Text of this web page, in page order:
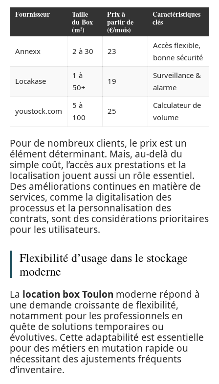
Fournisseur Taille
du Box
(m²)
Prix à
partir de
(€/mois)
Caractéristiques
clés
Annexx 2 à 30 23
Accès flexible,
bonne sécurité
Locakase
1 à
50+
19
Surveillance &
alarme
youstock.com
5 à
100
25
Calculateur de
volume
Pour de nombreux clients, le prix est un
élément déterminant. Mais, au-delà du
simple coût, l’accès aux prestations et la
localisation jouent aussi un rôle essentiel.
Des améliorations continues en matière de
services, comme la digitalisation des
processus et la personnalisation des
contrats, sont des considérations prioritaires
pour les utilisateurs.
Flexibilité d’usage dans le stockage
moderne
La location box Toulon moderne répond à
une demande croissante de flexibilité,
notamment pour les professionnels en
quête de solutions temporaires ou
évolutives. Cette adaptabilité est essentielle
pour des métiers en mutation rapide ou
nécessitant des ajustements fréquents
d’inventaire.